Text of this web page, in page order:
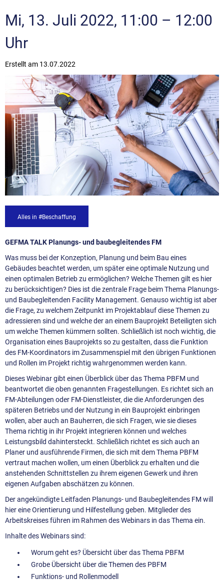
Mi, 13. Juli 2022, 11:00 – 12:00
Uhr
Erstellt am 13.07.2022
Alles in #Beschaffung
GEFMA TALK Planungs- und baubegleitendes FM
Was muss bei der Konzeption, Planung und beim Bau eines
Gebäudes beachtet werden, um später eine optimale Nutzung und
einen optimalen Betrieb zu ermöglichen? Welche Themen gilt es hier
zu berücksichtigen? Dies ist die zentrale Frage beim Thema Planungs-
und Baubegleitenden Facility Management. Genauso wichtig ist aber
die Frage, zu welchem Zeitpunkt im Projektablauf diese Themen zu
adressieren sind und welche der an einem Bauprojekt Beteiligten sich
um welche Themen kümmern sollten. Schließlich ist noch wichtig, die
Organisation eines Bauprojekts so zu gestalten, dass die Funktion
des FM-Koordinators im Zusammenspiel mit den übrigen Funktionen
und Rollen im Projekt richtig wahrgenommen werden kann.
Dieses Webinar gibt einen Überblick über das Thema PBFM und
beantwortet die oben genannten Fragestellungen. Es richtet sich an
FM-Abteilungen oder FM-Dienstleister, die die Anforderungen des
späteren Betriebs und der Nutzung in ein Bauprojekt einbringen
wollen, aber auch an Bauherren, die sich Fragen, wie sie dieses
Thema richtig in ihr Projekt integrieren können und welches
Leistungsbild dahintersteckt. Schließlich richtet es sich auch an
Planer und ausführende Firmen, die sich mit dem Thema PBFM
vertraut machen wollen, um einen Überblick zu erhalten und die
anstehenden Schnittstellen zu ihrem eigenen Gewerk und ihren
eigenen Aufgaben abschätzen zu können.
Der angekündigte Leitfaden Planungs- und Baubegleitendes FM will
hier eine Orientierung und Hilfestellung geben. Mitglieder des
Arbeitskreises führen im Rahmen des Webinars in das Thema ein.
Inhalte des Webinars sind:
Worum geht es? Übersicht über das Thema PBFM
Grobe Übersicht über die Themen des PBFM
Funktions- und Rollenmodell